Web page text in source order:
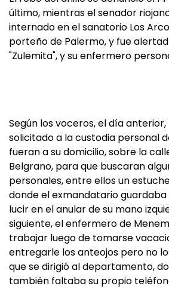
último, mientras el senador
internado en el sanatorio Los
porteño de Palermo, y fue
"Zulemita", y su enfermero
Según los voceros, el día
solicitado a la custodia personal
fueran a su domicilio, sobre la
Belgrano, para que buscaran
personales, entre ellos un
donde el exmandatario guardaba
lucir en el anular de su mano
siguiente, el enfermero de
trabajar luego de tomarse
entregarle los anteojos pero no
que se dirigió al departamento,
también faltaba su propio